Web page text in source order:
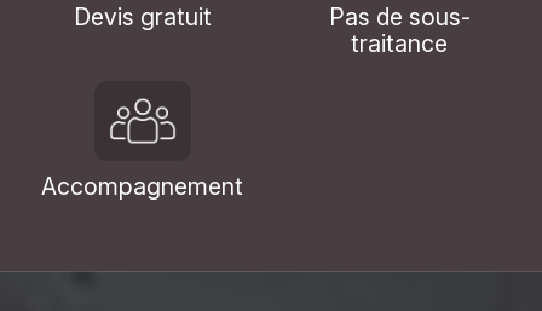
Devis gratuit
Pas de sous-
traitance
Accompagnement